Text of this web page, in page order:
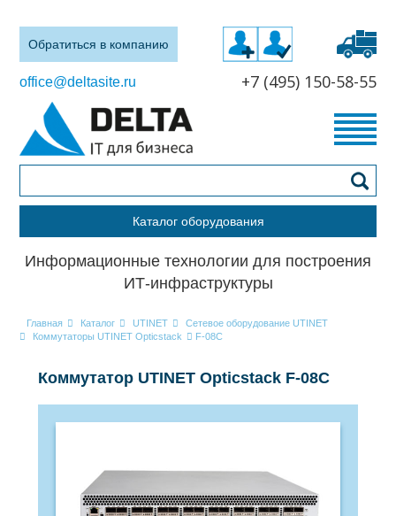
Обратиться в компанию
office@deltasite.ru +7 (495) 150-58-55
Каталог оборудования
Информационные технологии для построения
ИТ-инфраструктуры
Главная Каталог UTINET
Сетевое оборудование UTINET
Коммутаторы UTINET Opticstack
F-08C
Коммутатор UTINET Opticstack F-08C